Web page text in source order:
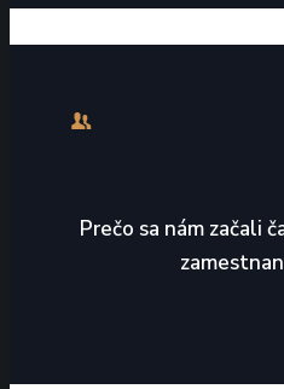
Prečo sa nám začali